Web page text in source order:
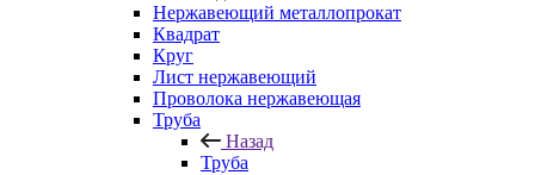
Нержавеющий металлопрокат
Квадрат
Круг
Лист нержавеющий
Проволока нержавеющая
Труба
Назад
Труба